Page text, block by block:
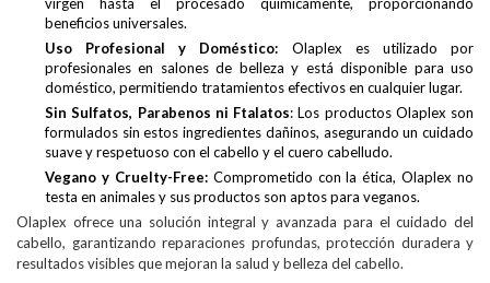
virgen hasta el procesado químicamente, proporcionando
beneficios universales.
Uso Profesional y Doméstico: Olaplex es utilizado por
profesionales en salones de belleza y está disponible para uso
doméstico, permitiendo tratamientos efectivos en cualquier lugar.
Sin Sulfatos, Parabenos ni Ftalatos: Los productos Olaplex son
formulados sin estos ingredientes dañinos, asegurando un cuidado
suave y respetuoso con el cabello y el cuero cabelludo.
Vegano y Cruelty-Free:Comprometido con la ética, Olaplex no
testa en animales y sus productos son aptos para veganos.
Olaplex ofrece una solución integral y avanzada para el cuidado del
cabello, garantizando reparaciones profundas, protección duradera y
resultados visibles que mejoran la salud y belleza del cabello.